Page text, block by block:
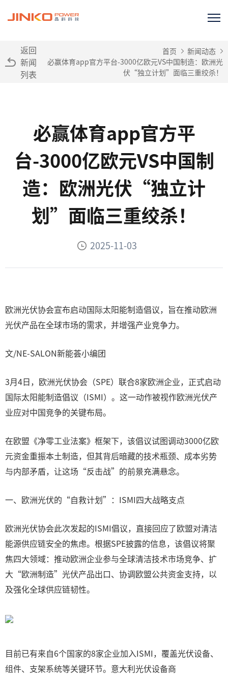
返回
新闻
列表
首页
新闻动态
必赢体育app官方平台-3000亿欧元VS中国制造：欧洲光
伏“独立计划”面临三重绞杀！
必赢体育app官方平
台-3000亿欧元VS中国制
造：欧洲光伏“独立计
划”面临三重绞杀！
2025-11-03
欧洲光伏协会宣布启动国际太阳能制造倡议，旨在推动欧洲
光伏产品在全球市场的需求，并增强产业竞争力。
文/NE-SALON新能荟小编团
3月4日，欧洲光伏协会（SPE）联合8家欧洲企业，正式启动
国际太阳能制造倡议（ISMI）。这一动作被视作欧洲光伏产
业应对中国竞争的关键布局。
在欧盟《净零工业法案》框架下，该倡议试图调动3000亿欧
元资金重振本土制造，但其背后暗藏的技术瓶颈、成本劣势
与内部矛盾，让这场“反击战”的前景充满悬念。
一、欧洲光伏的“自救计划”：ISMI四大战略支点
欧洲光伏协会此次发起的ISMI倡议，直接回应了欧盟对清洁
能源供应链安全的焦虑。根据SPE披露的信息，该倡议将聚
焦四大领域：推动欧洲企业参与全球清洁技术市场竞争、扩
大“欧洲制造”光伏产品出口、协调欧盟公共资金支持，以
及强化全球供应链韧性。
目前已有来自6个国家的8家企业加入ISMI，覆盖光伏设备、
组件、支架系统等关键环节。意大利光伏设备商